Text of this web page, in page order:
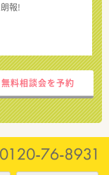
報!
無料相談会を予約